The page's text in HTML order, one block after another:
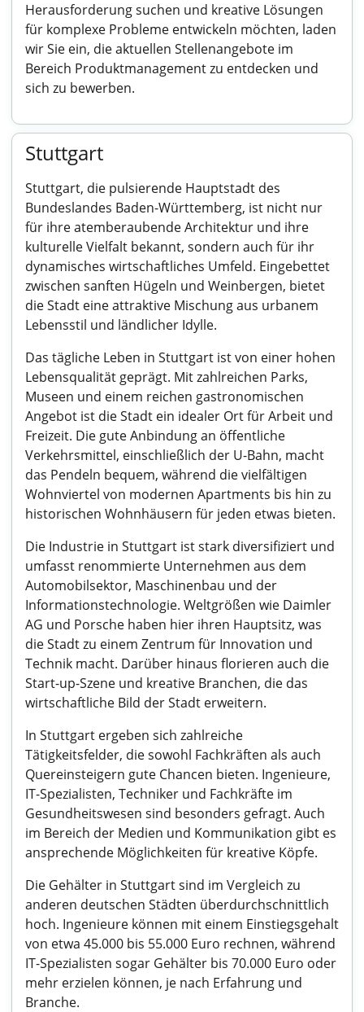
Herausforderung suchen und kreative Lösungen
für komplexe Probleme entwickeln möchten, laden
wir Sie ein, die aktuellen Stellenangebote im
Bereich Produktmanagement zu entdecken und
sich zu bewerben.
Stuttgart
Stuttgart, die pulsierende Hauptstadt des
Bundeslandes Baden-Württemberg, ist nicht nur
für ihre atemberaubende Architektur und ihre
kulturelle Vielfalt bekannt, sondern auch für ihr
dynamisches wirtschaftliches Umfeld. Eingebettet
zwischen sanften Hügeln und Weinbergen, bietet
die Stadt eine attraktive Mischung aus urbanem
Lebensstil und ländlicher Idylle.
Das tägliche Leben in Stuttgart ist von einer hohen
Lebensqualität geprägt. Mit zahlreichen Parks,
Museen und einem reichen gastronomischen
Angebot ist die Stadt ein idealer Ort für Arbeit und
Freizeit. Die gute Anbindung an öffentliche
Verkehrsmittel, einschließlich der U-Bahn, macht
das Pendeln bequem, während die vielfältigen
Wohnviertel von modernen Apartments bis hin zu
historischen Wohnhäusern für jeden etwas bieten.
Die Industrie in Stuttgart ist stark diversifiziert und
umfasst renommierte Unternehmen aus dem
Automobilsektor, Maschinenbau und der
Informationstechnologie. Weltgrößen wie Daimler
AG und Porsche haben hier ihren Hauptsitz, was
die Stadt zu einem Zentrum für Innovation und
Technik macht. Darüber hinaus florieren auch die
Start-up-Szene und kreative Branchen, die das
wirtschaftliche Bild der Stadt erweitern.
In Stuttgart ergeben sich zahlreiche
Tätigkeitsfelder, die sowohl Fachkräften als auch
Quereinsteigern gute Chancen bieten. Ingenieure,
IT-Spezialisten, Techniker und Fachkräfte im
Gesundheitswesen sind besonders gefragt. Auch
im Bereich der Medien und Kommunikation gibt es
ansprechende Möglichkeiten für kreative Köpfe.
Die Gehälter in Stuttgart sind im Vergleich zu
anderen deutschen Städten überdurchschnittlich
hoch. Ingenieure können mit einem Einstiegsgehalt
von etwa 45.000 bis 55.000 Euro rechnen, während
IT-Spezialisten sogar Gehälter bis 70.000 Euro oder
mehr erzielen können, je nach Erfahrung und
Branche.